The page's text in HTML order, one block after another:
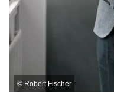
© Robert Fischer